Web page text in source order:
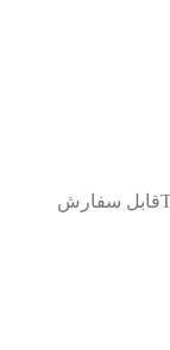
قابل سفارش